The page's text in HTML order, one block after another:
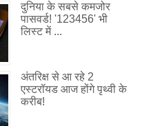
दुनिया के सबसे कमजोर
पासवर्ड! '123456' भी
लिस्ट में ...
अंतरिक्ष से आ रहे 2
एस्टरॉयड आज होंगे पृथ्वी के
करीब!